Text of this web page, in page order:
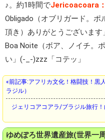
♪。約1時間でJericoacoara
Obligado（オブリガード。
頂き）ありがとうございます」
Boa Noite（ボア、ノイチ。
い」(-_-)zzz「コテッ」
«前記事:アフリカ文化！格闘技！黒
ラジル）
ジェリコアコアラ/ブラジル旅行
ゆめぽろ世界遺産旅(世界一